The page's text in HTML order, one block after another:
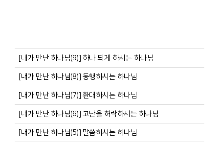
[내가 만난 하나님(9)] 하나 되게 하시는 하나님
[내가 만난 하나님(8)] 동행하시는 하나님
[내가 만난 하나님(7)] 환대하시는 하나님
[내가 만난 하나님(6)] 고난을 허락하시는 하나님
[내가 만난 하나님(5)] 말씀하시는 하나님